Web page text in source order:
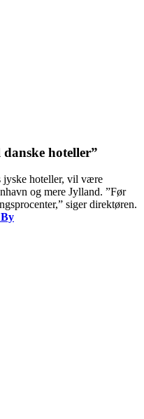
danske hoteller”
jyske hoteller, vil være
og mere Jylland. ”Før
siger direktøren.